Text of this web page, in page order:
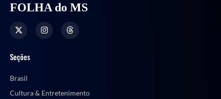
FOLHA do MS
Seções
Brasil
Cultura & Entretenimento